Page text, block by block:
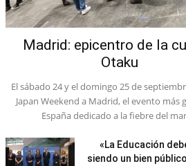
Madrid: epicentro de la
Otaku
El sábado 24 y el domingo 25 de
Japan Weekend a Madrid, el evento más
España dedicado a la fiebre del
«La Educación
siendo un bien